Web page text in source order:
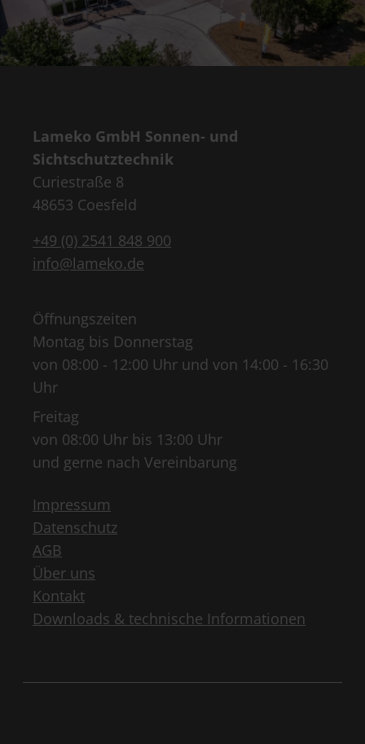
Lameko GmbH Sonnen- und
Sichtschutztechnik
Curiestraße 8
48653 Coesfeld
+49 (0) 2541 848 900
info@lameko.de
Öffnungszeiten
Montag bis Donnerstag
von 08:00 - 12:00 Uhr und von 14:00 - 16:30
Uhr
Freitag
von 08:00 Uhr bis 13:00 Uhr
und gerne nach Vereinbarung
Impressum
Datenschutz
AGB
Über uns
Kontakt
Downloads & technische Informationen